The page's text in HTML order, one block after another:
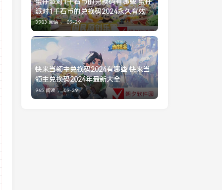
派对1千石币的兑换码2024永久有效
3983 阅读 ， 09-29
快来当领主兑换码2024有哪些 快来当
领主兑换码2024年最新大全
965 阅读 ， 09-29